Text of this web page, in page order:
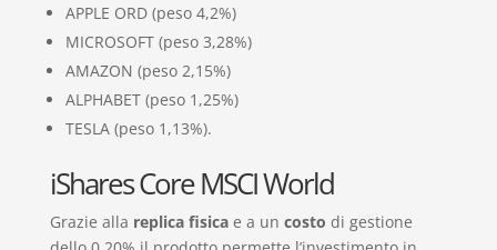
APPLE ORD (peso 4,2%)
MICROSOFT (peso 3,28%)
AMAZON (peso 2,15%)
ALPHABET (peso 1,25%)
TESLA (peso 1,13%).
iShares Core MSCI World
Grazie alla replica fisicae a un costo di gestione